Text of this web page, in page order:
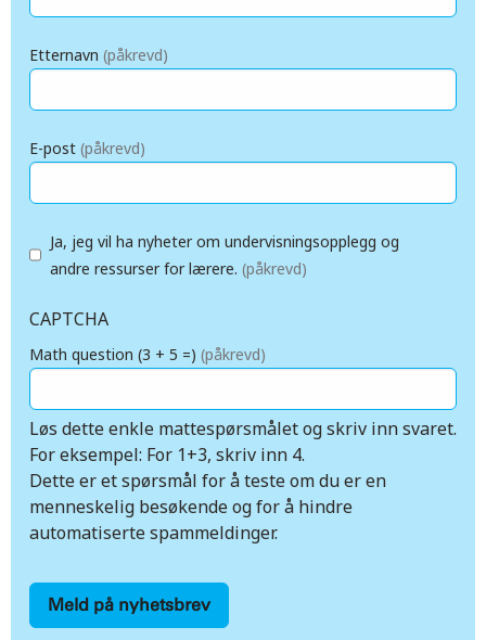
Etternavn (påkrevd)
E-post (påkrevd)
Ja, jeg vil ha nyheter om undervisningsopplegg og
andre ressurser for lærere.(påkrevd)
CAPTCHA
Math question (3 + 5 =) (påkrevd)
Løs dette enkle mattespørsmålet og skriv inn svaret.
For eksempel: For 1+3, skriv inn 4.
Dette er et spørsmål for å teste om du er en
menneskelig besøkende og for å hindre
automatiserte spammeldinger.